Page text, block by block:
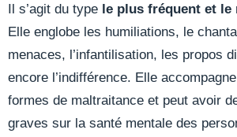
Il s’agit du type le plus fréquent et le
Elle englobe les humiliations, le
menaces, l’infantilisation, les propos
encore l’indifférence. Elle
formes de maltraitance et peut avoir
graves sur la santé mentale des